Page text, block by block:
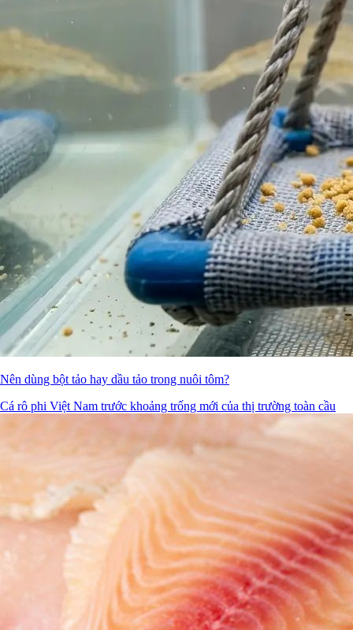
Nên dùng bột tảo hay dầu tảo trong nuôi tôm?
Cá rô phi Việt Nam trước khoảng trống mới của thị trường toàn cầu